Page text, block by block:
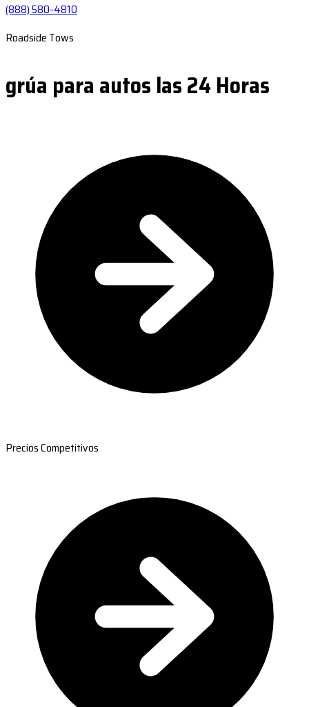
(888) 580-4810
Roadside Tows
grúa para autos las 24 Horas
Precios Competitivos